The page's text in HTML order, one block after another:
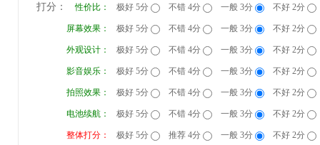
打分： 性价比： 极好 5分 不错 4分 一般 3分 不好 2分
屏幕效果： 极好 5分 不错 4分 一般 3分 不好 2分
外观设计： 极好 5分 不错 4分 一般 3分 不好 2分
影音娱乐： 极好 5分 不错 4分 一般 3分 不好 2分
拍照效果： 极好 5分 不错 4分 一般 3分 不好 2分
电池续航： 极好 5分 不错 4分 一般 3分 不好 2分
整体打分： 极好 5分 推荐 4分 一般 3分 不好 2分